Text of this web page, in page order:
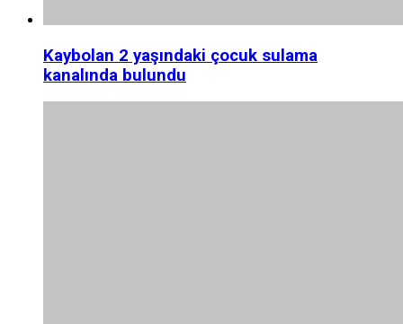
Kaybolan 2 yaşındaki çocuk sulama
kanalında bulundu